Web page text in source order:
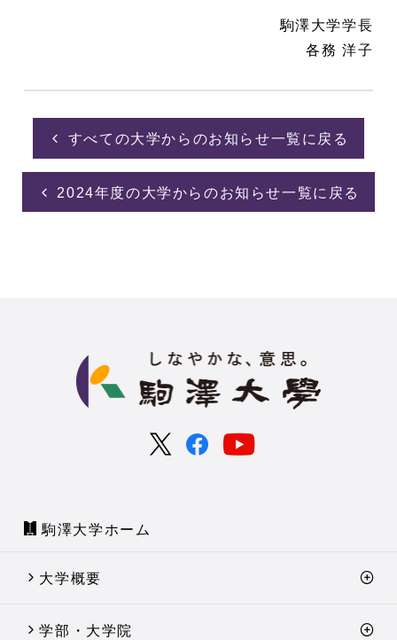
駒澤大学学長
各務 洋子
すべての大学からのお知らせ一覧に戻る
2024年度の大学からのお知らせ一覧に戻る
駒澤大学ホーム
大学概要
学部・大学院